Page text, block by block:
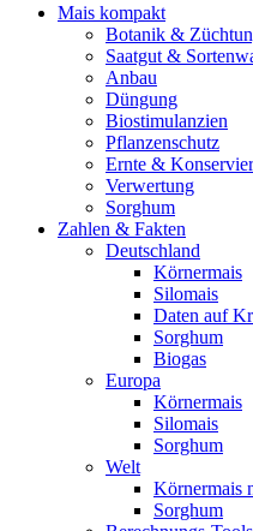
Mais kompakt
Botanik &
Saatgut &
Anbau
Düngung
Biostimulanzien
Pflanzenschutz
Ernte &
Verwertung
Sorghum
Zahlen & Fakten
Deutschland
Körnermais
Silomais
Daten auf
Sorghum
Biogas
Europa
Körnermais
Silomais
Sorghum
Welt
Körnermais
Sorghum